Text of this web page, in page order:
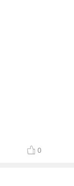
0